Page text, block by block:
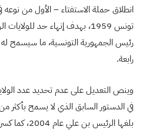
انطلاق حملة الاستفتاء – الأول من نوعه
تونس 1959، بهدف إنهاء حد
رئيس الجمهورية التونسية، ما سيسمح له
رابعة.
وينص التعديل على عدم تحديد عدد
في الدستور السابق الذي لا يسمح بأكثر
بلغها الرئيس